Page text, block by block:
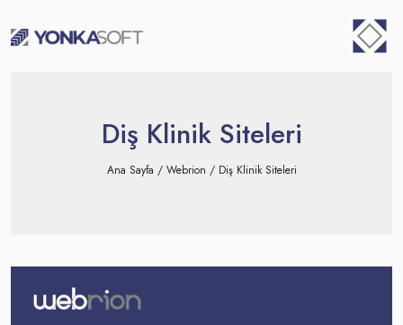
content
Diş Klinik Siteleri
Ana Sayfa / Webrion / Diş Klinik Siteleri